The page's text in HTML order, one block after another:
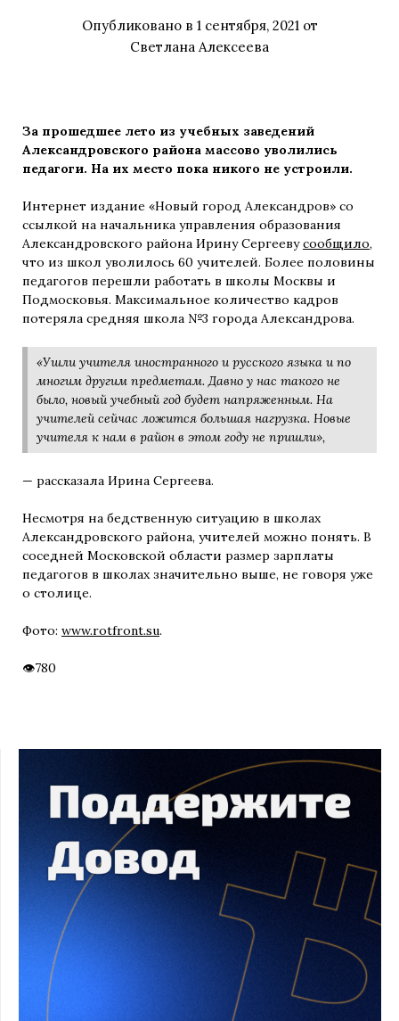
Опубликовано в 1 сентября, 2021 от
Светлана Алексеева
За прошедшее лето из учебных заведений
Александровского района массово уволились
педагоги. На их место пока никого не устроили.
Интернет издание «Новый город Александров» со
ссылкой на начальника управления образования
Александровского района Ирину Сергеевусообщило,
что из школ уволилось 60 учителей. Более половины
педагогов перешли работать в школы Москвы и
Подмосковья. Максимальное количество кадров
потеряла средняя школа №3 города Александрова.
«Ушли учителя иностранного и русского языка и по
многим другим предметам. Давно у нас такого не
было, новый учебный год будет напряженным. На
учителей сейчас ложится большая нагрузка. Новые
учителя к нам в район в этом году не пришли»,
— рассказала Ирина Сергеева.
Несмотря на бедственную ситуацию в школах
Александровского района, учителей можно понять. В
соседней Московской области размер зарплаты
педагогов в школах значительно выше, не говоря уже
о столице.
Фото: www.rotfront.su.
780